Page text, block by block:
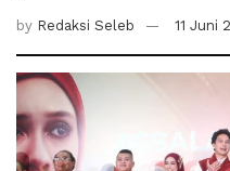
by Redaksi Seleb 11 Juni